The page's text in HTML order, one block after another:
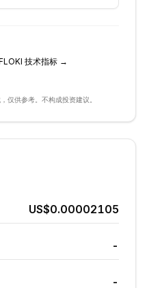
技术指标 →
供参考。不构成投资建议。
US$0.00002105
-
-